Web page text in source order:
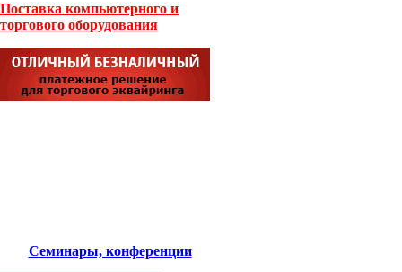
Поставка компьютерного и
торгового оборудования
Семинары, конференции